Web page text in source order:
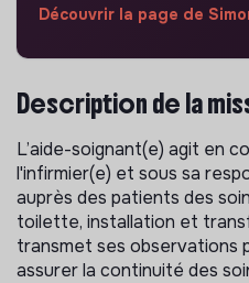
Découvrir la page de
Description de la
L’aide-soignant(e) agit en
l'infirmier(e) et sous sa
auprès des patients des
toilette, installation et
transmet ses observations
assurer la continuité des